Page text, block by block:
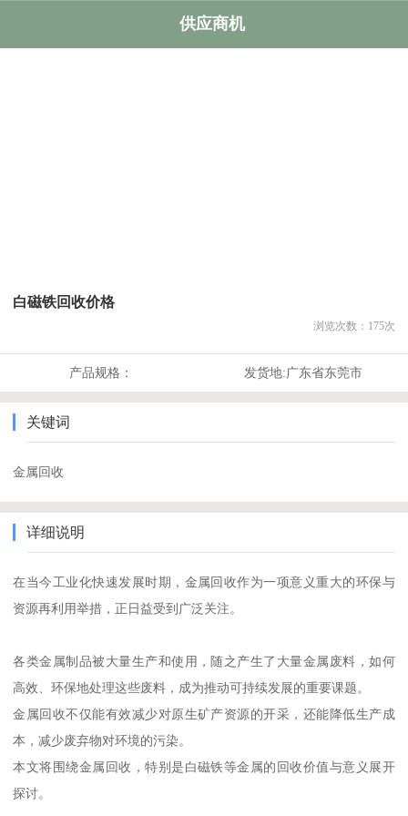
供应商机
白磁铁回收价格
浏览次数： 175次
产品规格： 发货地:广东省东莞市
关键词
金属回收
详细说明
在当今工业化快速发展时期，金属回收作为一项意义重大的环保与
资源再利用举措，正日益受到广泛关注。
各类金属制品被大量生产和使用，随之产生了大量金属废料，如何
高效、环保地处理这些废料，成为推动可持续发展的重要课题。
金属回收不仅能有效减少对原生矿产资源的开采，还能降低生产成
本，减少废弃物对环境的污染。
本文将围绕金属回收，特别是白磁铁等金属的回收价值与意义展开
探讨。首页